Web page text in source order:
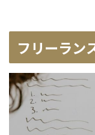
フリーラン